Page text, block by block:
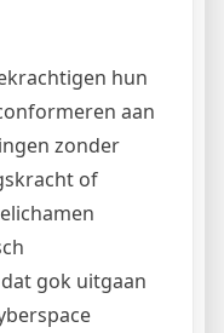
hun
aan
zonder
of
gok uitgaan